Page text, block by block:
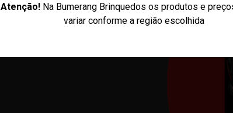
Atenção!Na Bumerang Brinquedos os produtos e
variar conforme a região escolhida